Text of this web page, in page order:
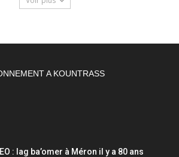
A KOUNTRASS
: lag ba’omer à Méron il y a 80 ans